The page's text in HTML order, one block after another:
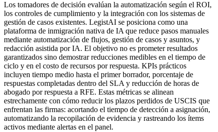
Los tomadores de decisión evalúan la automatización según el ROI,
los controles de cumplimiento y la integración con los sistemas de
gestión de casos existentes. LegistAI se posiciona como una
plataforma de inmigración nativa de IA que reduce pasos manuales
mediante automatización de flujos, gestión de casos y asuntos, y
redacción asistida por IA. El objetivo no es prometer resultados
garantizados sino demostrar reducciones medibles en el tiempo de
ciclo y en el costo de recursos por respuesta. KPIs prácticos
incluyen tiempo medio hasta el primer borrador, porcentaje de
respuestas completadas dentro del SLA y reducción de horas de
abogado por respuesta a RFE. Estas métricas se alinean
estrechamente con cómo reducir los plazos perdidos de USCIS que
enfrentan las firmas: acortando el tiempo de detección a asignación,
automatizando la recopilación de evidencia y rastreando los ítems
activos mediante alertas en el panel.